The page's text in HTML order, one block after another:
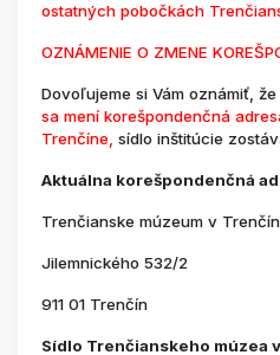
ostatných pobočkách
OZNÁMENIE O ZMENE
Dovoľujeme si Vám oznámiť,
sa mení korešpondenčná
Trenčíne, sídlo inštitúcie
Aktuálna korešpondenčná
Trenčianske múzeum v
Jilemnického 532/2
911 01 Trenčín
Sídlo Trenčianskeho múzea